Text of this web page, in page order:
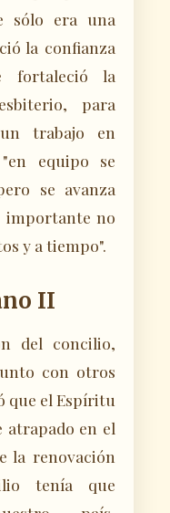
sólo era una
la confianza
la
para
trabajo en
equipo se
se avanza
importante no
y a tiempo".
II
del concilio,
con otros
que el Espíritu
atrapado en el
la renovación
tenía que